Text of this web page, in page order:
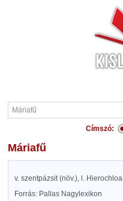
Címszó:
Máriafű
v. szentpázsit (növ.), l.
Forrás: Pallas Nagylexikon